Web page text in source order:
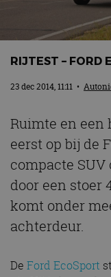
Contact
MotorRAI.nl
RIJTEST – FORD
23 dec 2014, 11:11 •
Ruimte en een
eerst op bij de
compacte
door een stoer
komt onder
achterdeur.
De Ford EcoSport